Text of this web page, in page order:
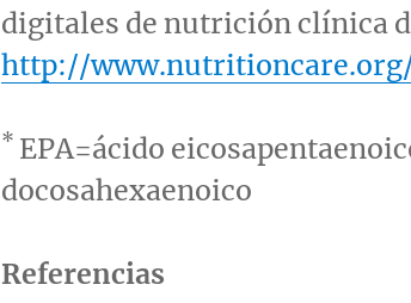
digitales de nutrición clínica
http://
* EPA=ácido
docosahexaenoico
Referencias